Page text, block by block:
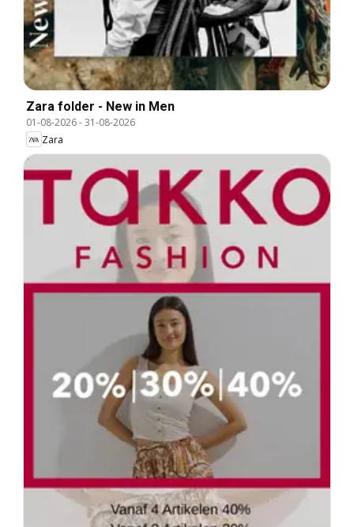
Zara folder - New in Men
01-08-2026-31-08-2026
Zara